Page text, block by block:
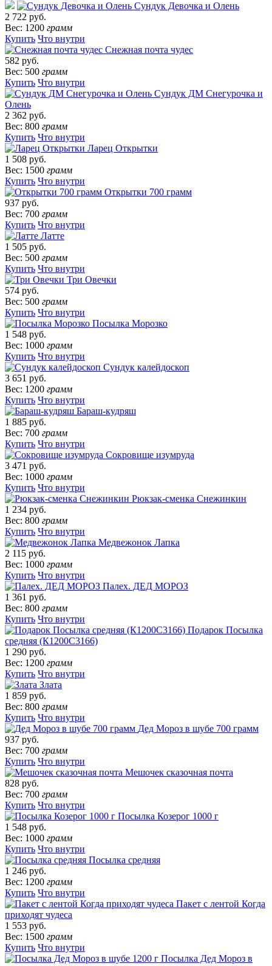
Сундук Девочка и Олень
2 722 руб.
Вес: 1200 грамм
Купить Что внутри
Снежная почта чудес
582 руб.
Вес: 500 грамм
Купить Что внутри
Сундук ДМ Снегурочка и
Олень
2 362 руб.
Вес: 800 грамм
Купить Что внутри
Ларец Открытки
1 508 руб.
Вес: 1500 грамм
Купить Что внутри
Открытки 700 грамм
937 руб.
Вес: 700 грамм
Купить Что внутри
Латте
1 505 руб.
Вес: 500 грамм
Купить Что внутри
Три Овечки
574 руб.
Вес: 500 грамм
Купить Что внутри
Посылка Морозко
1 548 руб.
Вес: 1000 грамм
Купить Что внутри
Сундук калейдоскоп
3 651 руб.
Вес: 1200 грамм
Купить Что внутри
Бараш-кудряш
1 885 руб.
Вес: 700 грамм
Купить Что внутри
Сокровище изумруда
3 471 руб.
Вес: 1000 грамм
Купить Что внутри
Рюкзак-сменка Снежинкин
1 234 руб.
Вес: 800 грамм
Купить Что внутри
Медвежонок Лапка
2 115 руб.
Вес: 1000 грамм
Купить Что внутри
Палех. ДЕД МОРОЗ
1 361 руб.
Вес: 800 грамм
Купить Что внутри
Подарок Посылка
средняя (К1200С3166)
1 290 руб.
Вес: 1200 грамм
Купить Что внутри
Злата
1 859 руб.
Вес: 800 грамм
Купить Что внутри
Дед Мороз в шубе 700 грамм
937 руб.
Вес: 700 грамм
Купить Что внутри
Мешочек сказочная почта
828 руб.
Вес: 700 грамм
Купить Что внутри
Посылка Козерог 1000 г
1 548 руб.
Вес: 1000 грамм
Купить Что внутри
Посылка средняя
1 246 руб.
Вес: 1200 грамм
Купить Что внутри
Пакет с лентой Когда
приходят чудеса
1 553 руб.
Вес: 1500 грамм
Купить Что внутри
Посылка Дед Мороз в